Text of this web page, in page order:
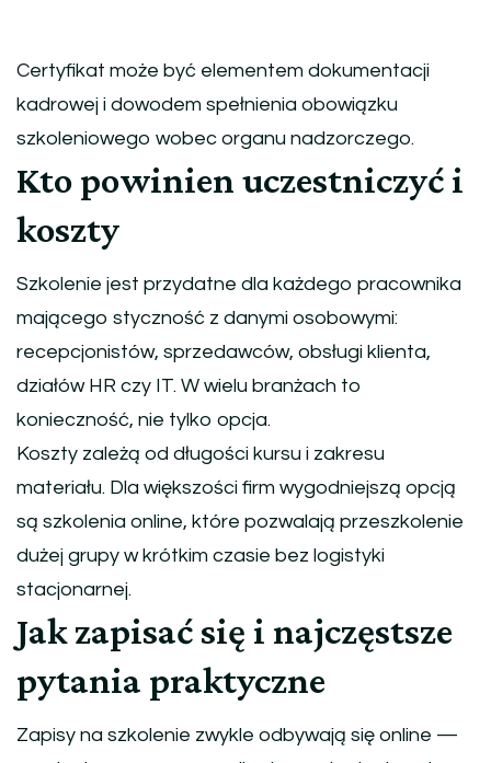
Certyfikat może być elementem dokumentacji
kadrowej i dowodem spełnienia obowiązku
szkoleniowego wobec organu nadzorczego.
Kto powinien uczestniczyć i
koszty
Szkolenie jest przydatne dla każdego pracownika
mającego styczność z danymi osobowymi:
recepcjonistów, sprzedawców, obsługi klienta,
działów HR czy IT. W wielu branżach to
konieczność, nie tylko opcja.
Koszty zależą od długości kursu i zakresu
materiału. Dla większości firm wygodniejszą opcją
są szkolenia online, które pozwalają przeszkolenie
dużej grupy w krótkim czasie bez logistyki
stacjonarnej.
Jak zapisać się i najczęstsze
pytania praktyczne
Zapisy na szkolenie zwykle odbywają się online —